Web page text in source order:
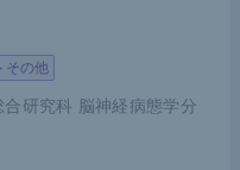
その他
研究科 脳神経病態学分